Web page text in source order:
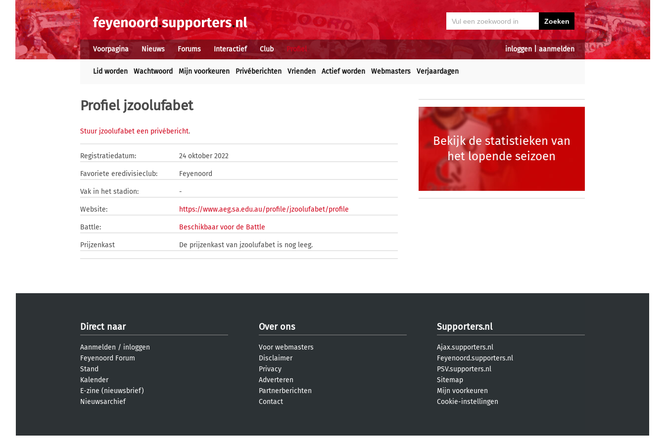
inloggen aanmelden
Voorpagina Nieuws Forums Interactief Club Profiel
Lid worden Wachtwoord Mijn voorkeuren Privéberichten Vrienden Actief worden Webmasters Verjaardagen
Profiel jzoolufabet
Stuur jzoolufabet een privébericht.
Registratiedatum: 24 oktober 2022
Favoriete eredivisieclub: Feyenoord
Vak in het stadion: -
Website: https://www.aeg.sa.edu.au/profile/jzoolufabet/profile
Battle: Beschikbaar voor de Battle
Prijzenkast De prijzenkast van jzoolufabet is nog leeg.
Bekijk de statistieken van
het lopende seizoen
Direct naar
Aanmelden / inloggen
Feyenoord Forum
Stand
Kalender
E-zine (nieuwsbrief)
Nieuwsarchief
Over ons
Voor webmasters
Disclaimer
Privacy
Adverteren
Partnerberichten
Contact
Supporters.nl
Ajax.supporters.nl
Feyenoord.supporters.nl
PSV.supporters.nl
Sitemap
Mijn voorkeuren
Cookie-instellingen